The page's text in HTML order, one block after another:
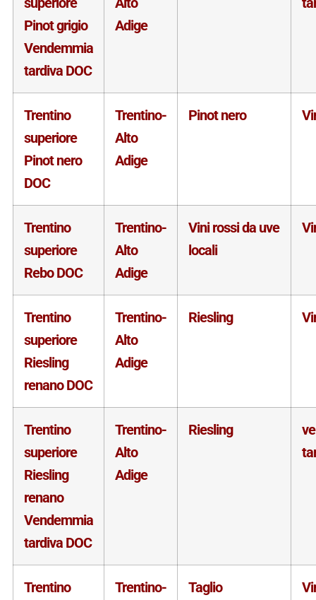
Pinot grigio
Vendemmia
tardiva DOC
Adige
Trentino
superiore
Pinot nero
DOC
Trentino-
Alto
Adige
Pinot nero
Trentino
superiore
Rebo DOC
Trentino-
Alto
Adige
Vini rossi da uve
locali
Trentino
superiore
Riesling
renano DOC
Trentino-
Alto
Adige
Riesling
Trentino
superiore
Riesling
renano
Vendemmia
tardiva DOC
Trentino-
Alto
Adige
Riesling
Trentino
Trentino-
Taglio